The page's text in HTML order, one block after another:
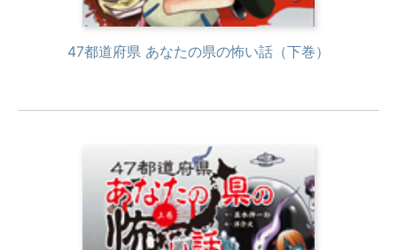
47都道府県 あなたの県の怖い話（下巻）